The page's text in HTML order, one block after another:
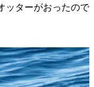
ッターがおったので